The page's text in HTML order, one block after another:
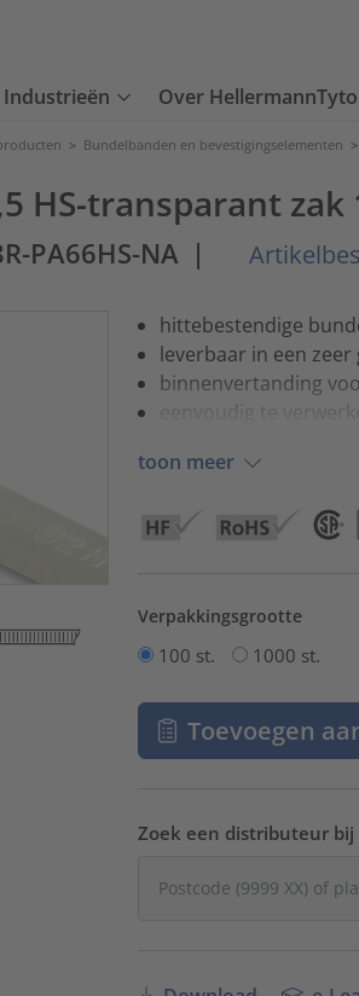
Industrieën Over
> Bundelbanden en bevestigingselementen >
HS-transparant zak
PA66HS-NA |
hittebestendige
leverbaar in een
binnenvertanding
eenvoudig te
toon meer
Verpakkingsgrootte
100 st. 1000 st.
Toevoegen
Zoek een distributeur